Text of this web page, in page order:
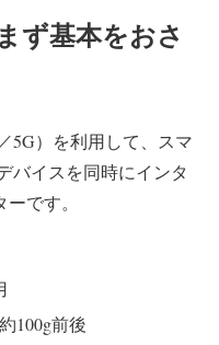
ず基本をおさ
5G）を利用して、スマ
バイスを同時にインタ
です。
100g前後